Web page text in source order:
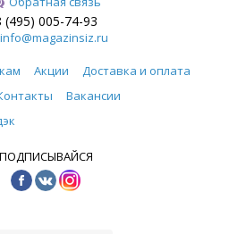
(495) 005-74-93
info@magazinsiz.ru
Акции
Доставка и оплата
Вакансии
ПОДПИСЫВАЙСЯ